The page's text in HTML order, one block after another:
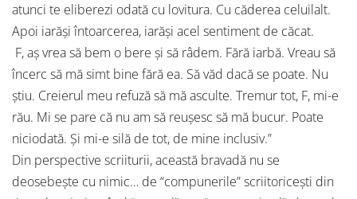
atunci te eliberezi odată cu lovitura. Cu căderea celuilalt.
Apoi iarăşi întoarcerea, iarăşi acel sentiment de căcat.
F, aş vrea să bem o bere şi să râdem. Fără iarbă. Vreau să
încerc să mă simt bine fără ea. Să văd dacă se poate. Nu
ştiu. Creierul meu refuză să mă asculte. Tremur tot, F, mi-e
rău. Mi se pare că nu am să reuşesc să mă bucur. Poate
niciodată. Şi mi-e silă de tot, de mine inclusiv.”
Din perspective scriiturii, această bravadă nu se
deosebeşte cu nimic… de “compunerile” scriitoriceşti din